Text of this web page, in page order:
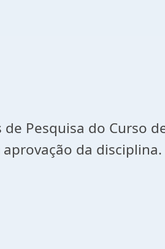
Pesquisa do Curso
da disciplina.